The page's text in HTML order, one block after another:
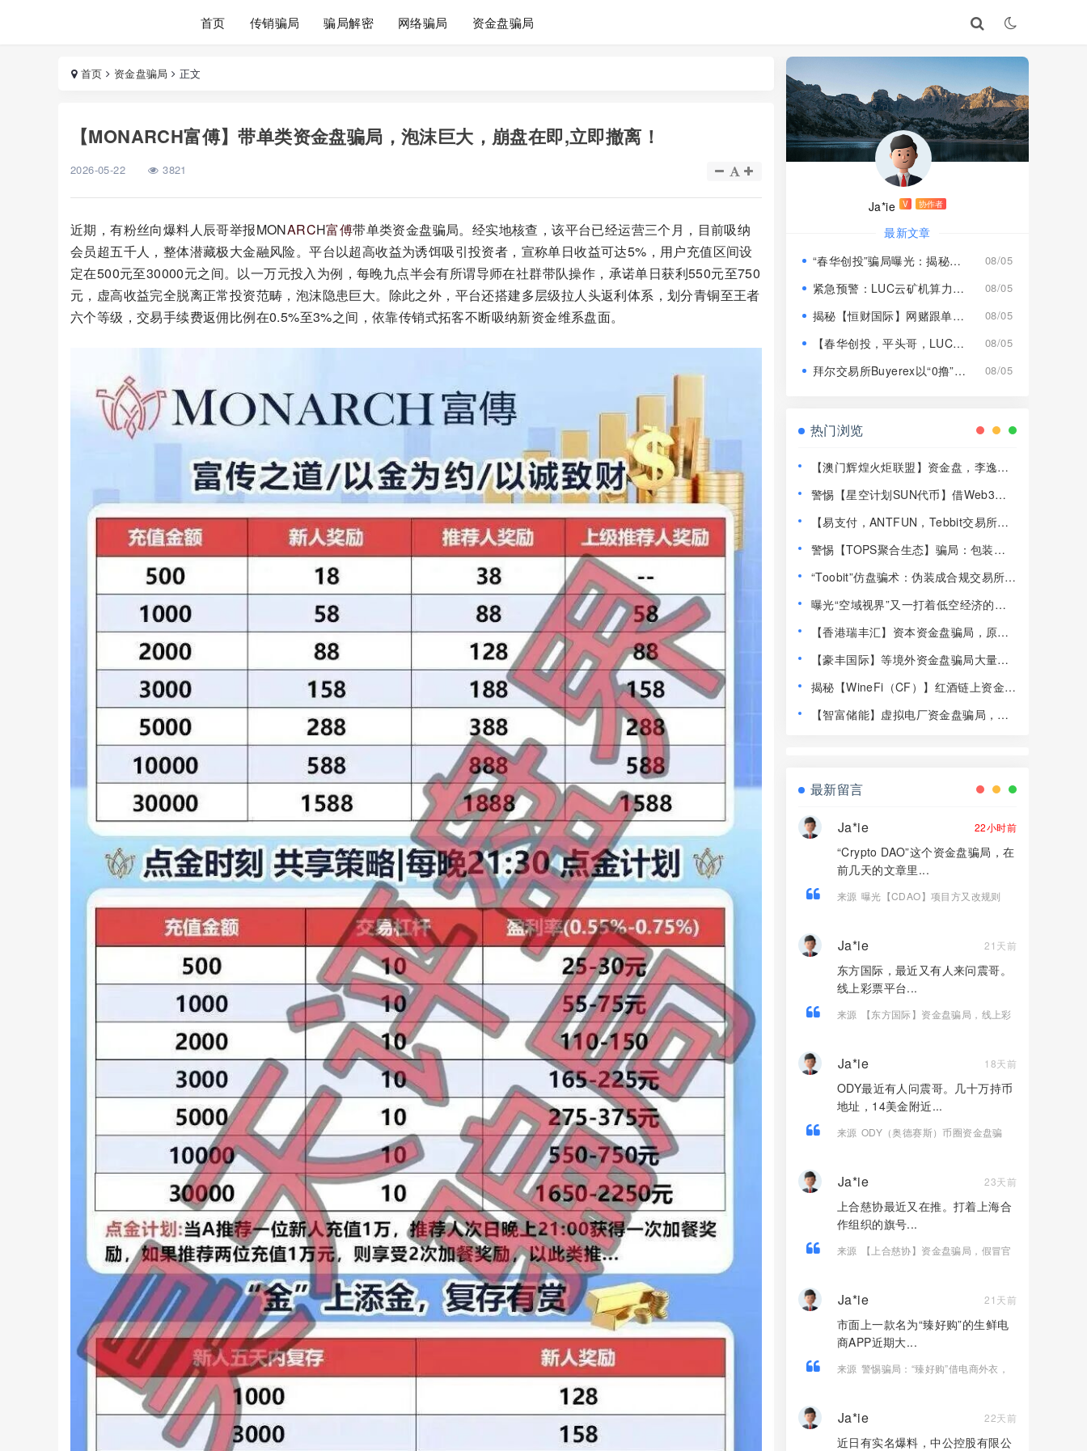
首页 传销骗局 骗局解密 网络骗局 资金盘骗局
首页 资金盘骗局 正文
【MONARCH富傅】带单类资金盘骗局，泡沫巨大，崩盘在即,立即撤离！
2026-05-22 3821
近期，有粉丝向爆料人辰哥举报MONARCH富傅带单类资金盘骗局。经实地核查，该平台已经运营三个月，目前吸纳
会员超五千人，整体潜藏极大金融风险。平台以超高收益为诱饵吸引投资者，宣称单日收益可达5%，用户充值区间设
定在500元至30000元之间。以一万元投入为例，每晚九点半会有所谓导师在社群带队操作，承诺单日获利550元至750
元，虚高收益完全脱离正常投资范畴，泡沫隐患巨大。除此之外，平台还搭建多层级拉人头返利体系，划分青铜至王者
六个等级，交易手续费返佣比例在0.5%至3%之间，依靠传销式拓客不断吸纳新资金维系盘面。
Ja*ie V 协作者
最新文章
“春华创投”骗局曝光：揭秘项目盘的欺诈手法!
08/05
紧急预警：LUC云矿机算力项目风险激增，高额挖矿收益背后全是套路 08/05
揭秘【恒财国际】网赌跟单盘深度风险预警！ 08/05
【春华创投，平头哥，LUC永久矿机】这3个项目都是骗局！已经收割，速度撤离！ 08/05
拜尔交易所Buyerex以“0撸”为噱头的分红类资金盘骗局，远离！ 08/05
热门浏览
【澳门辉煌火炬联盟】资金盘，李逸川
路！
警惕【星空计划SUN代币】借Web3概
【易支付，ANTFUN，Tebbit交易所】
远离！
警惕【TOPS聚合生态】骗局：包装精
“Toobit”仿盘骗术：伪装成合规交易所，
骗局！
曝光“空域视界”又一打着低空经济的传
【香港瑞丰汇】资本资金盘骗局，原拓
【豪丰国际】等境外资金盘骗局大量单
揭秘【WineFi（CF）】红酒链上资金盘
【智富储能】虚拟电厂资金盘骗局，新
最新留言
Ja*ie 22小时前
“Crypto DAO”这个资金盘骗局，在
前几天的文章里...
来源 曝光【CDAO】项目方又改规则
Ja*ie 21天前
东方国际，最近又有人来问震哥。
线上彩票平台...
来源
【东方国际】资金盘骗局，线上彩
Ja*ie 18天前
ODY最近有人问震哥。几十万持币
地址，14美金附近...
来源 ODY（奥德赛斯）币圈资金盘骗
Ja*ie 23天前
上合慈协最近又在推。打着上海合
作组织的旗号...
来源
【上合慈协】资金盘骗局，假冒官
Ja*ie 21天前
市面上一款名为“臻好购”的生鲜电
商APP近期大...
来源 警惕骗局：“臻好购”借电商外衣，
Ja*ie 22天前
近日有实名爆料，中公控股有限公